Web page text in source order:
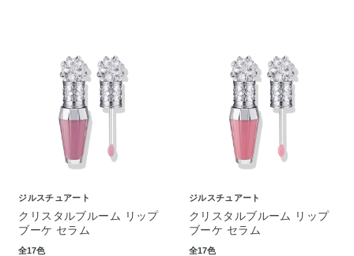
ジルスチュアート
クリスタルブルーム リップ
ブーケ セラム
全17色
ジルスチュアート
クリスタルブルーム リップ
ブーケ セラム
全17色